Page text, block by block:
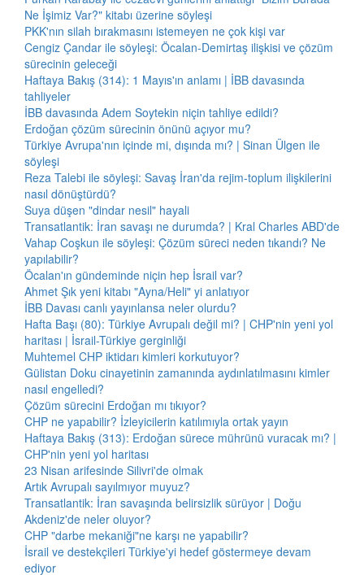
Ne İşimiz Var?" kitabı üzerine söyleşi
PKK'nın silah bırakmasını istemeyen ne çok kişi var
Cengiz Çandar ile söyleşi: Öcalan-Demirtaş ilişkisi ve çözüm
sürecinin geleceği
Haftaya Bakış (314): 1 Mayıs'ın anlamı | İBB davasında
tahliyeler
İBB davasında Adem Soytekin niçin tahliye edildi?
Erdoğan çözüm sürecinin önünü açıyor mu?
Türkiye Avrupa'nın içinde mi, dışında mı? | Sinan Ülgen ile
söyleşi
Reza Talebi ile söyleşi: Savaş İran'da rejim-toplum ilişkilerini
nasıl dönüştürdü?
Suya düşen "dindar nesil" hayali
Transatlantik: İran savaşı ne durumda? | Kral Charles ABD'de
Vahap Coşkun ile söyleşi: Çözüm süreci neden tıkandı? Ne
yapılabilir?
Öcalan'ın gündeminde niçin hep İsrail var?
Ahmet Şık yeni kitabı "Ayna/Heli" yi anlatıyor
İBB Davası canlı yayınlansa neler olurdu?
Hafta Başı (80): Türkiye Avrupalı değil mi? | CHP'nin yeni yol
haritası | İsrail-Türkiye gerginliği
Muhtemel CHP iktidarı kimleri korkutuyor?
Gülistan Doku cinayetinin zamanında aydınlatılmasını kimler
nasıl engelledi?
Çözüm sürecini Erdoğan mı tıkıyor?
CHP ne yapabilir? İzleyicilerin katılımıyla ortak yayın
Haftaya Bakış (313): Erdoğan sürece mührünü vuracak mı? |
CHP'nin yeni yol haritası
23 Nisan arifesinde Silivri'de olmak
Artık Avrupalı sayılmıyor muyuz?
Transatlantik: İran savaşında belirsizlik sürüyor | Doğu
Akdeniz'de neler oluyor?
CHP "darbe mekaniği"ne karşı ne yapabilir?
İsrail ve destekçileri Türkiye'yi hedef göstermeye devam
ediyor